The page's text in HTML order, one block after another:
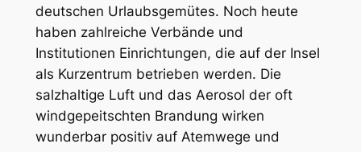
deutschen Urlaubsgemütes. Noch heute
haben zahlreiche Verbände und
Institutionen Einrichtungen, die auf der Insel
als Kurzentrum betrieben werden. Die
salzhaltige Luft und das Aerosol der oft
windgepeitschten Brandung wirken
wunderbar positiv auf Atemwege und